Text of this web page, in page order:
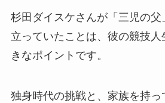
杉田ダイスケさんが「三児の父
立っていたことは、彼の競技
きなポイントです。
独身時代の挑戦と、家族を持